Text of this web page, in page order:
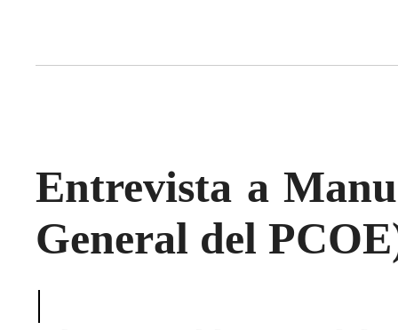
Entrevista a
General del
|